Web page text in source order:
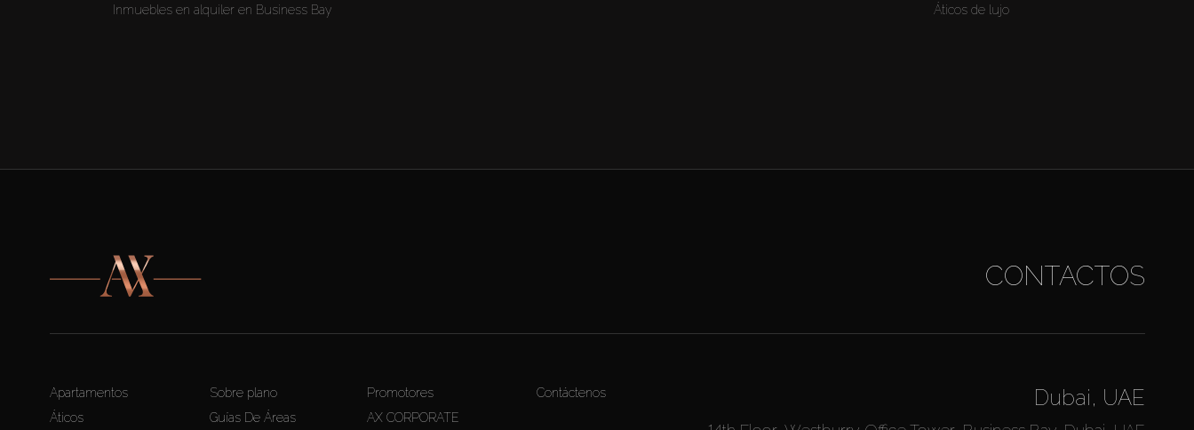
Inmuebles en alquiler en Business Bay
Áticos de lujo
CONTACTOS
Apartamentos
Áticos
Sobre plano
Guías De Áreas
Promotores
AX CORPORATE
Contáctenos Dubai, UAE